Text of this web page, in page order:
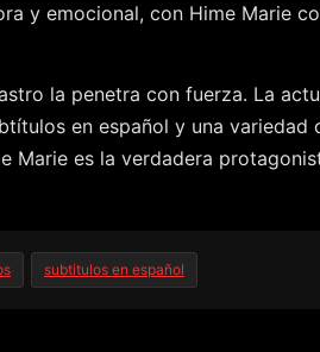
y emocional, con Hime Marie
la penetra con fuerza. La
en español y una variedad
Marie es la verdadera
subtitulos en español